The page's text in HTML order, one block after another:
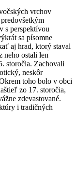
vrchov
s perspektívou
sa písomne
aj hrad, ktorý staval
neho ostali len
storočia. Zachovali
neskôr
toho bolo v obci
zo 17. storočia,
zdevastované.
i tradičných